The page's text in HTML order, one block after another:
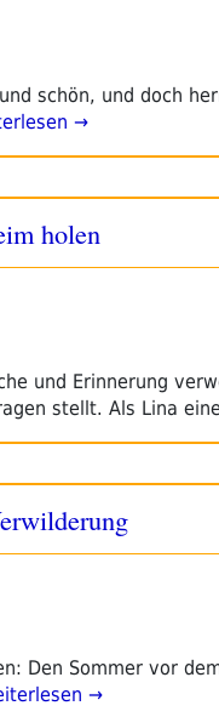
schön, und doch
→
holen
und Erinnerung
stellt. Als Lina
Den Sommer vor
→